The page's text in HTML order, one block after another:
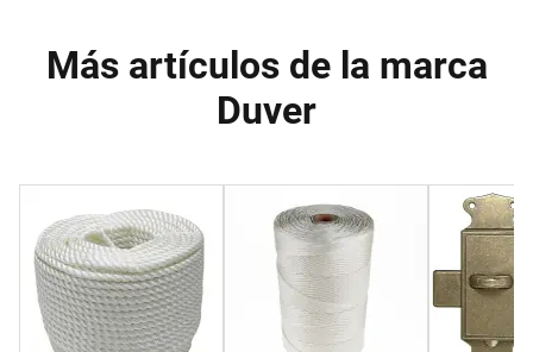
Más artículos de la marca
Duver